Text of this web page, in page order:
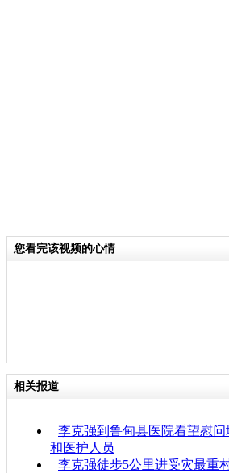
您看完该视频的心情
相关报道
李克强到鲁甸县医院看望慰问
和医护人员
李克强徒步5公里进受灾最重